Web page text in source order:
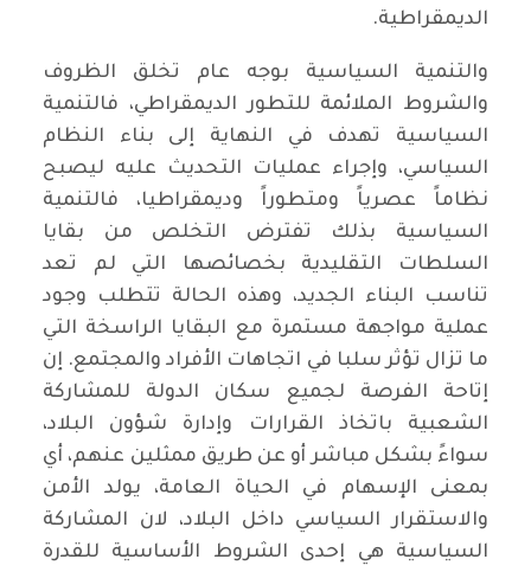
الديمقراطية.
والتنمية السياسية بوجه عام تخلق الظروف
والشروط الملائمة للتطور الديمقراطي، فالتنمية
السياسية تهدف في النهاية إلى بناء النظام
السياسي، وإجراء عمليات التحديث عليه ليصبح
نظاماً عصرياً ومتطوراً وديمقراطيا، فالتنمية
السياسية بذلك تفترض التخلص من بقايا
السلطات التقليدية بخصائصها التي لم تعد
تناسب البناء الجديد، وهذه الحالة تتطلب وجود
عملية مواجهة مستمرة مع البقايا الراسخة التي
ما تزال تؤثر سلبا في اتجاهات الأفراد والمجتمع. إن
إتاحة الفرصة لجميع سكان الدولة للمشاركة
الشعبية باتخاذ القرارات وإدارة شؤون البلاد،
سواءً بشكل مباشر أو عن طريق ممثلين عنهم، أي
بمعنى الإسهام في الحياة العامة، يولد الأمن
والاستقرار السياسي داخل البلاد، لان المشاركة
السياسية هي إحدى الشروط الأساسية للقدرة